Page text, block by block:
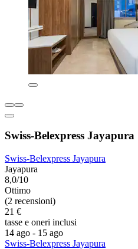
Swiss-Belexpress Jayapura
Swiss-Belexpress Jayapura
Jayapura
8,0/10
Ottimo
(2 recensioni)
21 €
tasse e oneri inclusi
14 ago - 15 ago
Swiss-Belexpress Jayapura